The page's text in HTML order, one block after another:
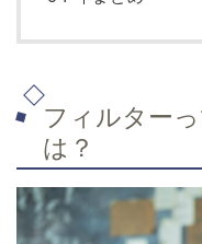
フィルター
は？